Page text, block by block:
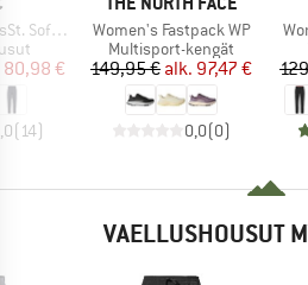
Pants Light
hinta
80,98 €
(14)
Tuote
Women's Fastpack WP
Tuoteryhmä
Multisport-kengät
Hinta
149,95 € Alennettu hinta
alk. 97,47 €
0,0(0)
VAELLUSHOUSUT